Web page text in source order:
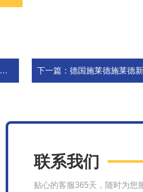
下一篇： 德国施莱德施莱德新款
联系我们
贴心的客服365天，随时为您